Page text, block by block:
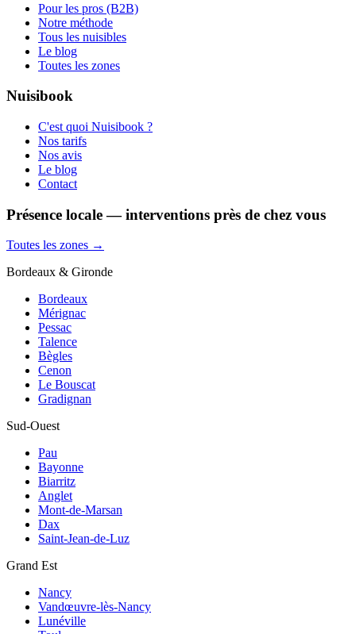
Pour les pros (B2B)
Notre méthode
Tous les nuisibles
Le blog
Toutes les zones
Nuisibook
C'est quoi Nuisibook ?
Nos tarifs
Nos avis
Le blog
Contact
Présence locale — interventions près de chez vous
Toutes les zones →
Bordeaux & Gironde
Bordeaux
Mérignac
Pessac
Talence
Bègles
Cenon
Le Bouscat
Gradignan
Sud-Ouest
Pau
Bayonne
Biarritz
Anglet
Mont-de-Marsan
Dax
Saint-Jean-de-Luz
Grand Est
Nancy
Vandœuvre-lès-Nancy
Lunéville